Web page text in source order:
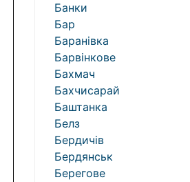
Банки
Бар
Баранівка
Барвінкове
Бахмач
Бахчисарай
Баштанка
Белз
Бердичів
Бердянськ
Берегове